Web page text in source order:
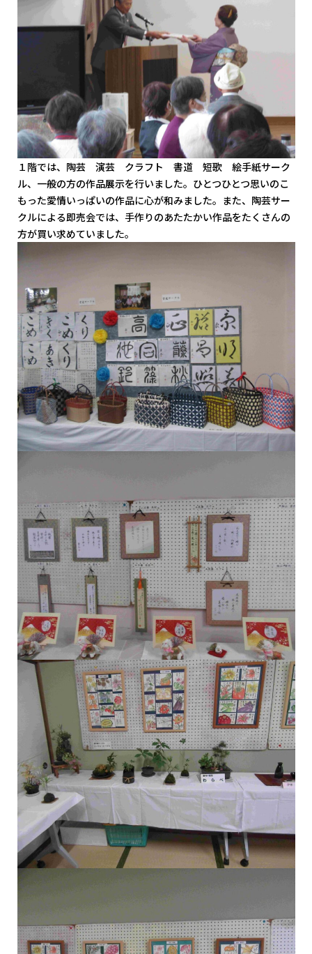
１階では、陶芸 演芸 クラフト 書道 短歌 絵手紙サーク
ル、一般の方の作品展示を行いました。ひとつひとつ思いのこ
もった愛情いっぱいの作品に心が和みました。また、陶芸サー
クルによる即売会では、手作りのあたたかい作品をたくさんの
方が買い求めていました。